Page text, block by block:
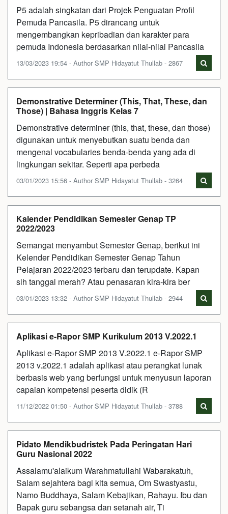
P5 adalah singkatan dari Projek Penguatan Profil
Pemuda Pancasila. P5 dirancang untuk
mengembangkan kepribadian dan karakter para
pemuda Indonesia berdasarkan nilai-nilai Pancasila
13/03/2023 19:54 - Author SMP Hidayatut Thullab - 2867
Demonstrative Determiner (This, That, These, dan
Those) | Bahasa Inggris Kelas 7
Demonstrative determiner (this, that, these, dan those)
digunakan untuk menyebutkan suatu benda dan
mengenal vocabularies benda-benda yang ada di
lingkungan sekitar. Seperti apa perbeda
03/01/2023 15:56 - Author SMP Hidayatut Thullab - 3264
Kalender Pendidikan Semester Genap TP
2022/2023
Semangat menyambut Semester Genap, berikut ini
Kelender Pendidikan Semester Genap Tahun
Pelajaran 2022/2023 terbaru dan terupdate. Kapan
sih tanggal merah? Atau penasaran kira-kira ber
03/01/2023 13:32 - Author SMP Hidayatut Thullab - 2944
Aplikasi e-Rapor SMP Kurikulum 2013 V.2022.1
Aplikasi e-Rapor SMP 2013 V.2022.1 e-Rapor SMP
2013 v.2022.1 adalah aplikasi atau perangkat lunak
berbasis web yang berfungsi untuk menyusun laporan
capaian kompetensi peserta didik (R
11/12/2022 01:50 - Author SMP Hidayatut Thullab - 3788
Pidato Mendikbudristek Pada Peringatan Hari
Guru Nasional 2022
Assalamu'alaikum Warahmatullahi Wabarakatuh,
Salam sejahtera bagi kita semua, Om Swastyastu,
Namo Buddhaya, Salam Kebajikan, Rahayu. Ibu dan
Bapak guru sebangsa dan setanah air, Ti